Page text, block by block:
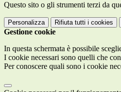
Questo sito o gli strumenti terzi da
Personalizza Rifiuta tutti i cookies
Gestione cookie
In questa schermata è possibile
I cookie necessari sono quelli che
Per conoscere quali sono i cookie